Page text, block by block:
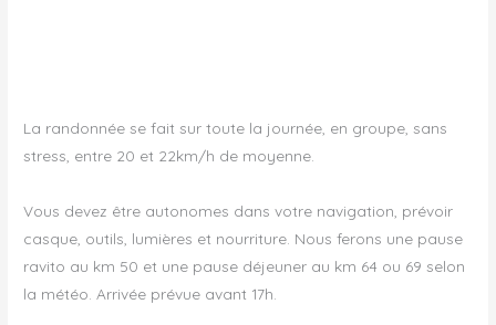
La randonnée se fait sur toute la journée, en groupe, sans
stress, entre 20 et 22km/h de moyenne.
Vous devez être autonomes dans votre navigation, prévoir
casque, outils, lumières et nourriture. Nous ferons une pause
ravito au km 50 et une pause déjeuner au km 64 ou 69 selon
la météo. Arrivée prévue avant 17h.